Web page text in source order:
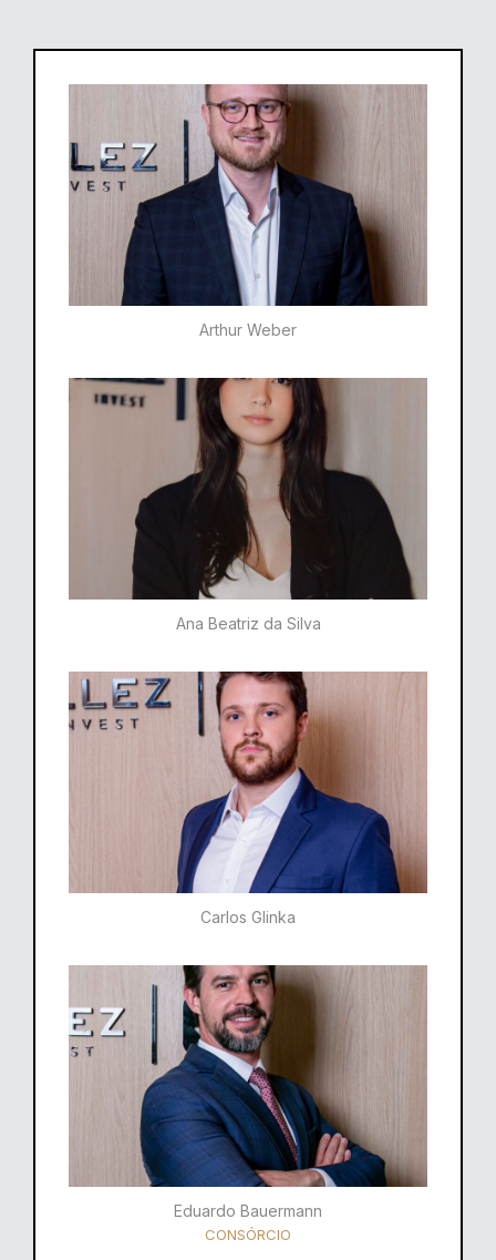
Arthur Weber
Ana Beatriz da Silva
Carlos Glinka
Eduardo Bauermann
CONSÓRCIO